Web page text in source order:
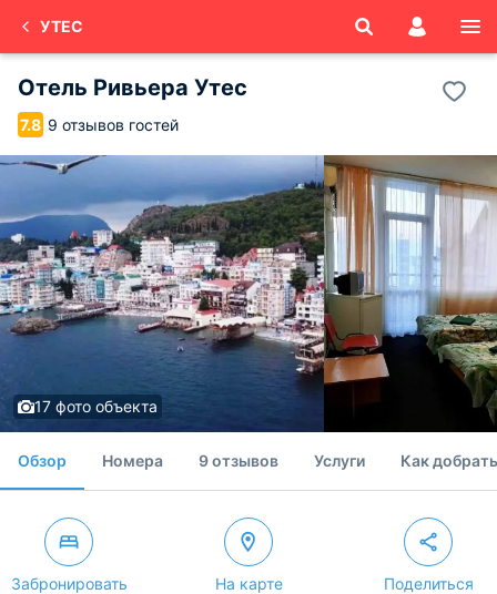
УТЕС
Отель Ривьера Утес
7.8 9 отзывов гостей
17 фото объекта
Обзор Номера 9 отзывов Услуги Как
Забронировать На карте Поделиться